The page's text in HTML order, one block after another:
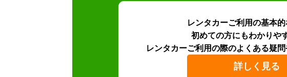
レンタカーご利用の基本
初めての方にもわかりや
レンタカーご利用の際のよくある疑問
詳しく見る